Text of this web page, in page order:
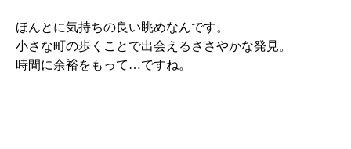
ほんとに気持ちの良い眺めなんです。
小さな町の歩くことで出会えるささやかな発見。
時間に余裕をもって…ですね。